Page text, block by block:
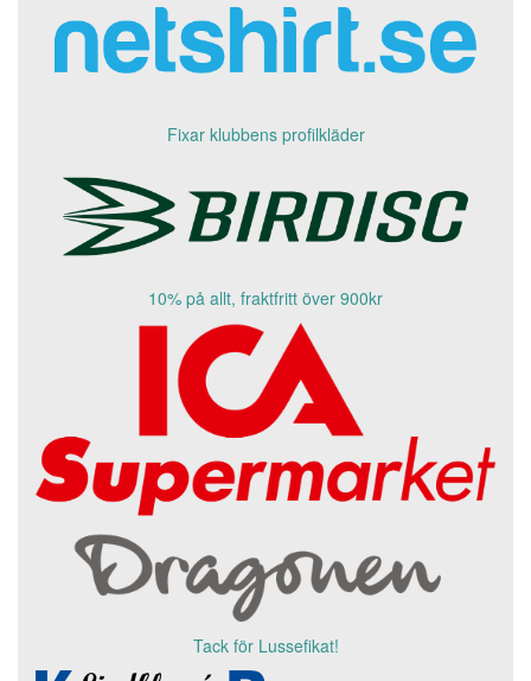
Fixar klubbens profilkläder
10% på allt, fraktfritt över 900kr
Tack för Lussefikat!